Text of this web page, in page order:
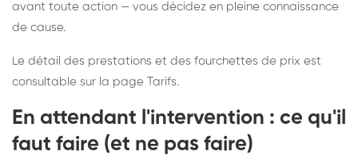
avant toute action — vous décidez en pleine connaissance
de cause.
Le détail des prestations et des fourchettes de prix est
consultable sur la page Tarifs.
En attendant l'intervention : ce qu'il
faut faire (et ne pas faire)